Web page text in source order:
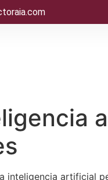
inteligencia artificial